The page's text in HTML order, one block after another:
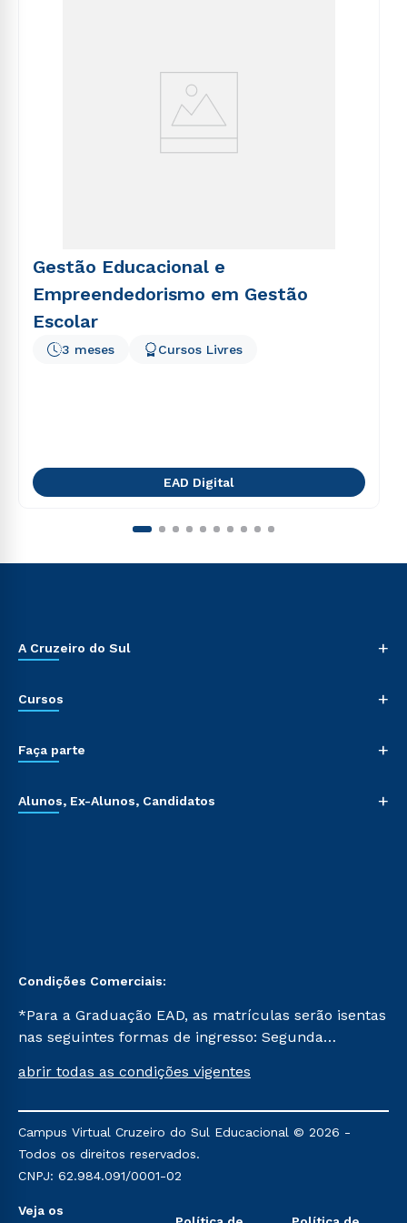
Gestão Educacional e
Empreendedorismo em Gestão
Escolar
3 meses Cursos Livres
EAD Digital
A Cruzeiro do Sul +
Cursos +
Faça parte +
Alunos, Ex-Alunos, Candidatos +
Condições Comerciais:
*Para a Graduação EAD, as matrículas serão isentas
nas seguintes formas de ingresso: Segunda
Já para as demais, a taxa de matrícula será de R$
mencionadas são referentes aos cursos: Ensino
Religioso, Geografia para a Docência e Metodologia
do Ensino de História: Questões Atuais.
abrir todas as condições vigentes
Campus Virtual Cruzeiro do Sul Educacional © 2026 -
Todos os direitos reservados.
CNPJ: 62.984.091/0001-02
Veja os